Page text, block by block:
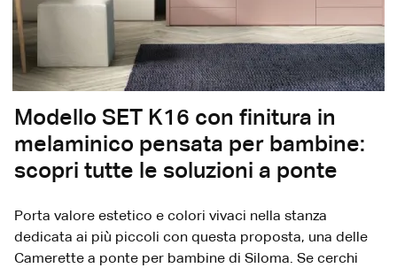
Modello SET K16 con finitura in
melaminico pensata per bambine:
scopri tutte le soluzioni a ponte
Porta valore estetico e colori vivaci nella stanza
dedicata ai più piccoli con questa proposta, una delle
Camerette a ponte per bambine di Siloma. Se cerchi